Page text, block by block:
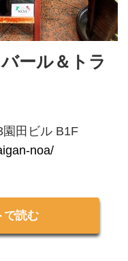
ール＆トラ
田ビル B1F
noa/
で読む